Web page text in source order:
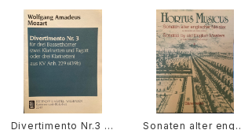
Divertimento Nr.3 f Sonaten alter engli